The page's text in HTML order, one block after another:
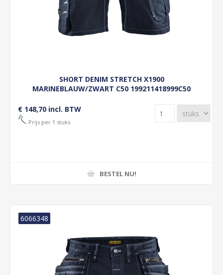
SHORT DENIM STRETCH X1900
MARINEBLAUW/ZWART C50 199211418999C50
€ 148,70 incl. BTW
Prijs per 1 stuks
BESTEL NU!
6066348